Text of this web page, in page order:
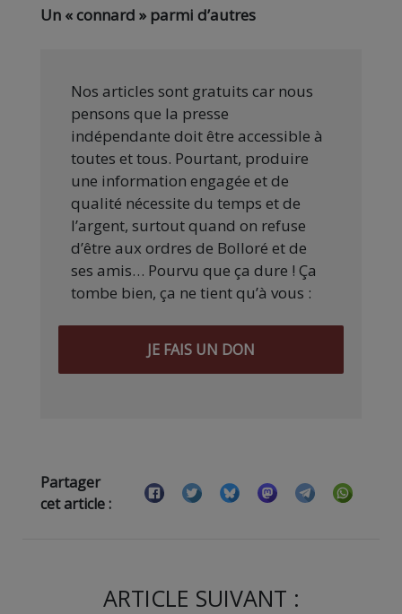
Un « connard » parmi d’autres
Nos articles sont gratuits car nous
pensons que la presse
indépendante doit être accessible à
toutes et tous. Pourtant, produire
une information engagée et de
qualité nécessite du temps et de
l’argent, surtout quand on refuse
d’être aux ordres de Bolloré et de
ses amis… Pourvu que ça dure ! Ça
tombe bien, ça ne tient qu’à vous :
JE FAIS UN DON
Partager
cet article :
ARTICLE SUIVANT :